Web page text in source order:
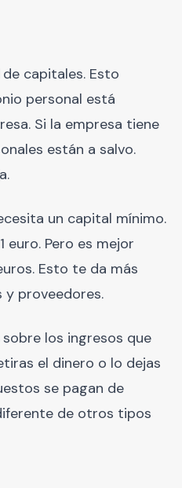
de capitales. Esto
personal está
Si la empresa tiene
están a salvo.
un capital mínimo.
euro. Pero es mejor
Esto te da más
y proveedores.
los ingresos que
el dinero o lo dejas
se pagan de
de otros tipos